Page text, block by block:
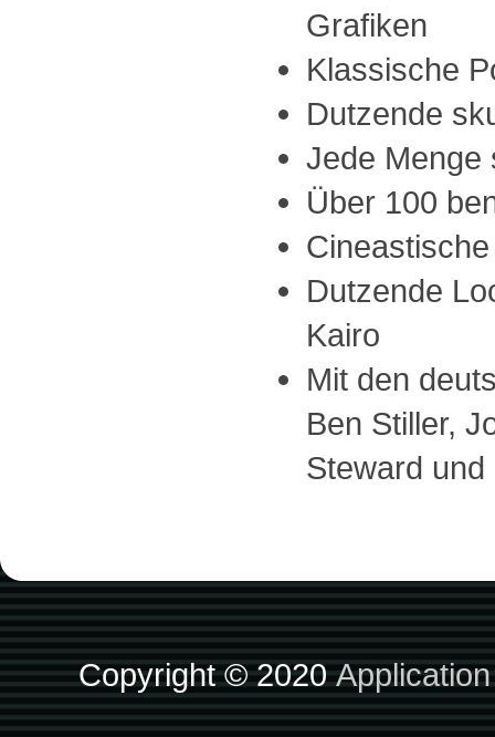
Grafiken
Klassische
Dutzende
Jede Menge
Über 100
Dutzende
Kairo
Mit den
Ben Stiller,
Steward
Copyright © 2020